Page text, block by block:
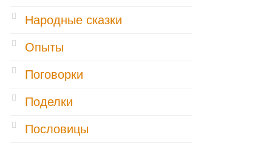
Народные сказки
Опыты
Поговорки
Поделки
Пословицы